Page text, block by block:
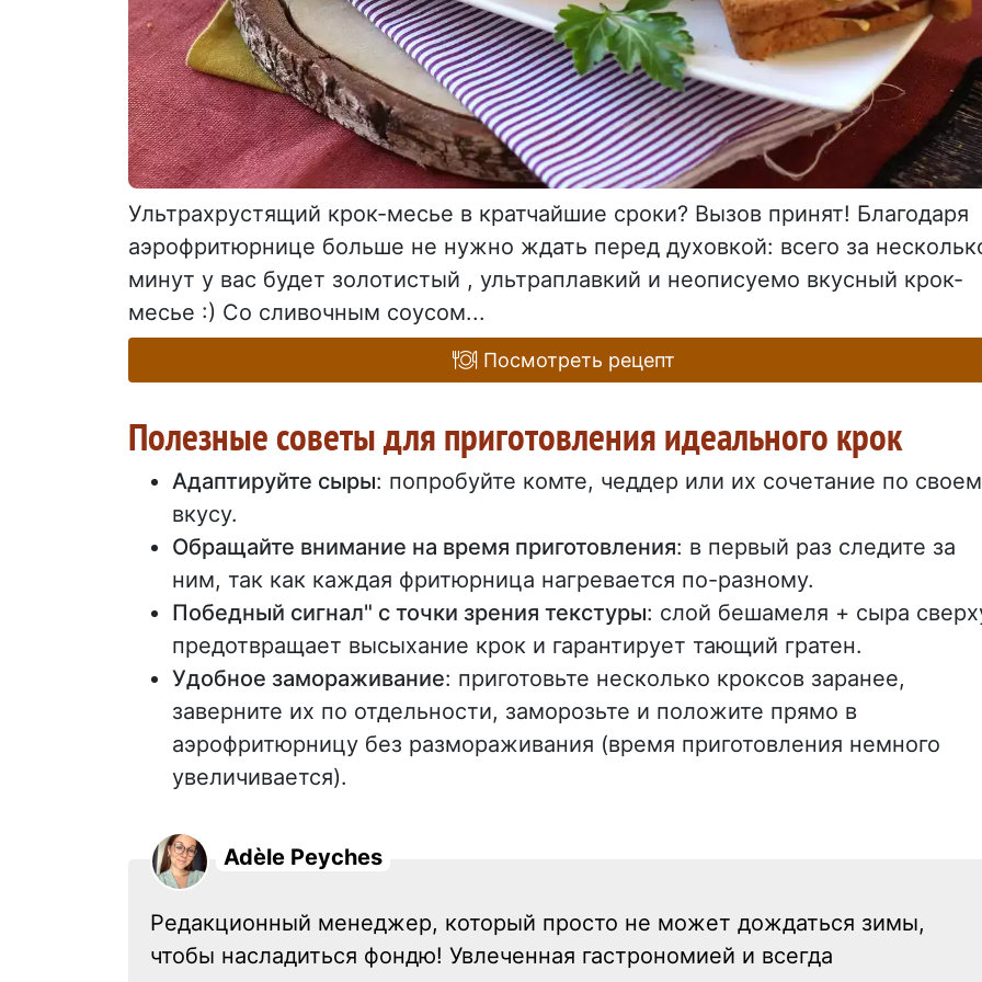
Ультрахрустящий крок-месье в кратчайшие сроки? Вызов принят! Благодаря
аэрофритюрнице больше не нужно ждать перед духовкой: всего за
минут у вас будет золотистый , ультраплавкий и неописуемо вкусный крок-
месье :) Со сливочным соусом...
Посмотреть рецепт
Полезные советы для приготовления идеального крок
Адаптируйте сыры: попробуйте комте, чеддер или их сочетание по
вкусу.
Обращайте внимание на время приготовления: в первый раз следите за
ним, так как каждая фритюрница нагревается по-разному.
Победный сигнал" с точки зрения текстуры: слой бешамеля + сыра
предотвращает высыхание крок и гарантирует тающий гратен.
Удобное замораживание: приготовьте несколько кроксов заранее,
заверните их по отдельности, заморозьте и положите прямо в
аэрофритюрницу без размораживания (время приготовления немного
увеличивается).
Adèle Peyches
Редакционный менеджер, который просто не может дождаться зимы,
чтобы насладиться фондю! Увлеченная гастрономией и всегда